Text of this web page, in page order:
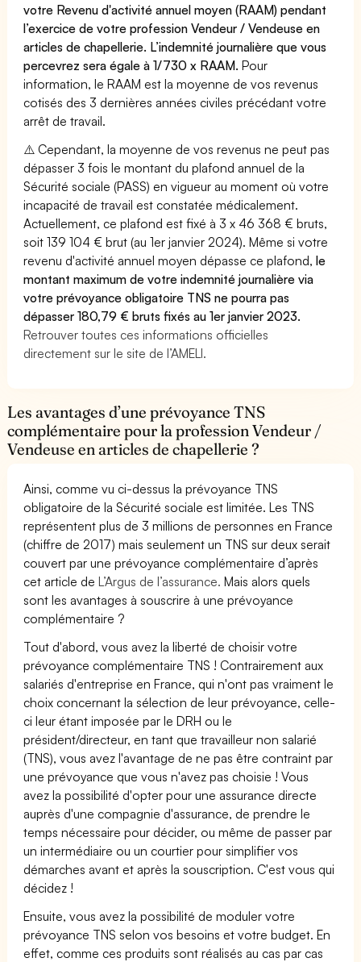
votre Revenu d'activité annuel moyen (RAAM) pendant
l’exercice de votre profession Vendeur / Vendeuse en
articles de chapellerie. L’indemnité journalière que vous
percevrez sera égale à 1/730 x RAAM. Pour
information, le RAAM est la moyenne de vos revenus
cotisés des 3 dernières années civiles précédant votre
arrêt de travail.
⚠️ Cependant, la moyenne de vos revenus ne peut pas
dépasser 3 fois le montant du plafond annuel de la
Sécurité sociale (PASS) en vigueur au moment où votre
incapacité de travail est constatée médicalement.
Actuellement, ce plafond est fixé à 3 x 46 368 € bruts,
soit 139 104 € brut (au 1er janvier 2024). Même si votre
revenu d'activité annuel moyen dépasse ce plafond,le
montant maximum de votre indemnité journalière via
votre prévoyance obligatoire TNS ne pourra pas
dépasser 180,79 € bruts fixés au 1er janvier 2023.
Retrouver toutes ces informations officielles
directement sur le site de l’AMELI.
Les avantages d’une prévoyance TNS
complémentaire pour la profession Vendeur /
Vendeuse en articles de chapellerie ?
Ainsi, comme vu ci-dessus la prévoyance TNS
obligatoire de la Sécurité sociale est limitée. Les TNS
représentent plus de 3 millions de personnes en France
(chiffre de 2017) mais seulement un TNS sur deux serait
couvert par une prévoyance complémentaire d’après
cet article deL’Argus de l’assurance. Mais alors quels
sont les avantages à souscrire à une prévoyance
complémentaire ?
Tout d'abord, vous avez la liberté de choisir votre
prévoyance complémentaire TNS ! Contrairement aux
salariés d'entreprise en France, qui n'ont pas vraiment le
choix concernant la sélection de leur prévoyance, celle-
ci leur étant imposée par le DRH ou le
président/directeur, en tant que travailleur non salarié
(TNS), vous avez l'avantage de ne pas être contraint par
une prévoyance que vous n'avez pas choisie ! Vous
avez la possibilité d'opter pour une assurance directe
auprès d'une compagnie d'assurance, de prendre le
temps nécessaire pour décider, ou même de passer par
un intermédiaire ou un courtier pour simplifier vos
démarches avant et après la souscription. C'est vous qui
décidez !
Ensuite, vous avez la possibilité de moduler votre
prévoyance TNS selon vos besoins et votre budget. En
effet, comme ces produits sont réalisés au cas par cas